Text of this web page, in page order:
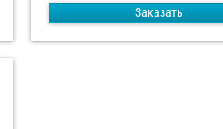
Заказать